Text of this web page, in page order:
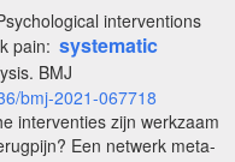
interventions
pain: systematic
BMJ
bmj-2021-067718
interventies zijn werkzaam
Een netwerk meta-